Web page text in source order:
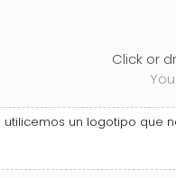
Click or
un logotipo que